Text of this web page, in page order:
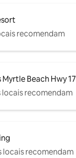
recomendam
Beach Hwy 17
locais recomendam
locais recomendam